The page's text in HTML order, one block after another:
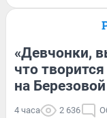
«Девчонки,
что
на
4 часа 2 636